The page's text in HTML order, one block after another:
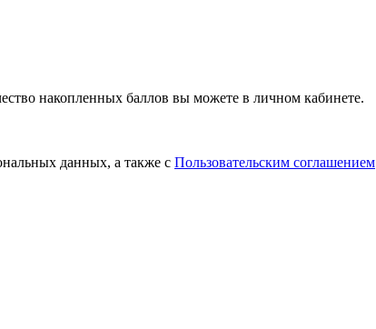
накопленных баллов вы можете в личном кабинете.
данных, а также с Пользовательским соглашением